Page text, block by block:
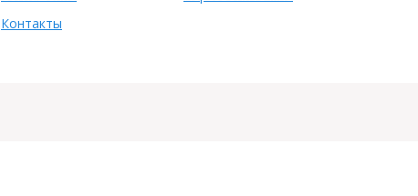
Контакты